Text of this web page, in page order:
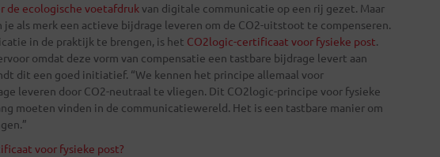
de ecologische voetafdrukvan digitale communicatie op een rij gezet. Maar
als merk een actieve bijdrage leveren om de CO2-uitstoot te compenseren.
in de praktijk te brengen, is het CO2logic-certificaat voor fysieke post.
omdat deze vorm van compensatie een tastbare bijdrage levert aan
dit een goed initiatief. “We kennen het principe allemaal voor
leveren door CO2-neutraal te vliegen. Dit CO2logic-principe voor fysieke
moeten vinden in de communicatiewereld. Het is een tastbare manier om
voor fysieke post?